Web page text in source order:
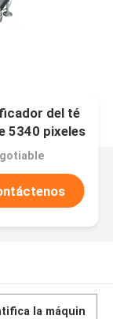
del té
5340 pixeles
la máquin